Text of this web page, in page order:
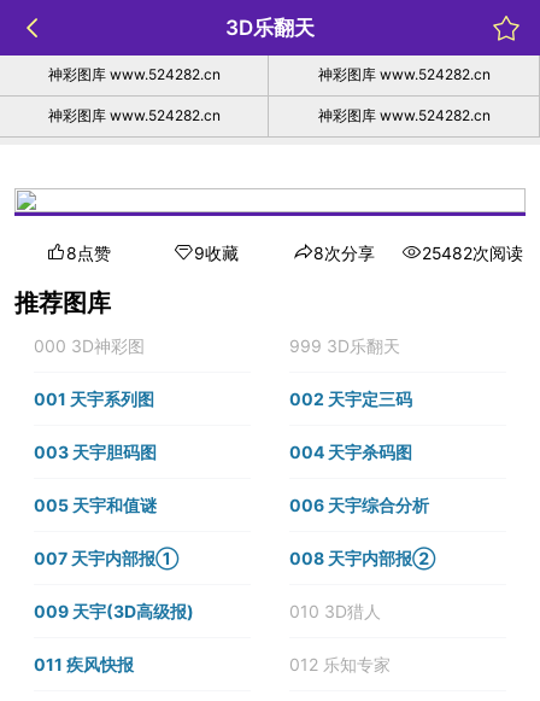
3D乐翻天
神彩图库 www.524282.cn 神彩图库 www.524282.cn
神彩图库 www.524282.cn 神彩图库 www.524282.cn
8点赞 9收藏 8次分享 25482次阅读
推荐图库
000 3D神彩图 999 3D乐翻天
001 天宇系列图 002 天宇定三码
003 天宇胆码图 004 天宇杀码图
005 天宇和值谜 006 天宇综合分析
007 天宇内部报① 008 天宇内部报②
009 天宇(3D高级报) 010 3D猎人
011 疾风快报 012 乐知专家